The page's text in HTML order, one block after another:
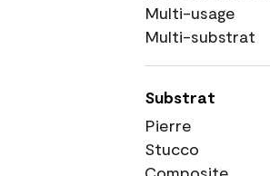
Multi-usage
Multi-substrat
Substrat
Pierre
Stucco